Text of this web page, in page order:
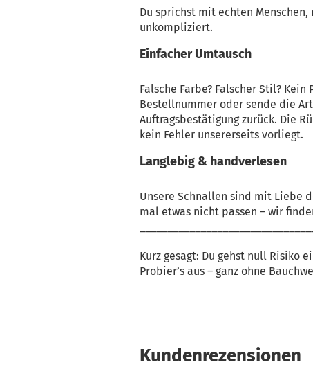
Du sprichst mit echten
unkompliziert.
Einfacher Umtausch
Falsche Farbe? Falscher Stil?
Bestellnummer oder sende die
Auftragsbestätigung zurück. Die
kein Fehler unsererseits vorliegt.
Langlebig & handverlesen
Unsere Schnallen sind mit Liebe
mal etwas nicht passen – wir
Kurz gesagt: Du gehst null Risiko
Probier’s aus – ganz ohne
Kundenrezensionen